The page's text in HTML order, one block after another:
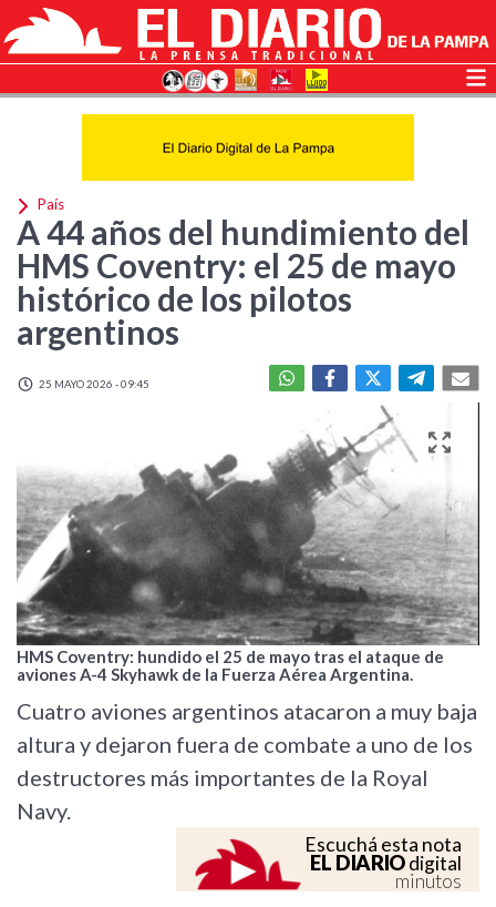
País
A 44 años del hundimiento del
HMS Coventry: el 25 de mayo
histórico de los pilotos
argentinos
25 MAYO 2026 - 09:45
HMS Coventry: hundido el 25 de mayo tras el ataque de
aviones A-4 Skyhawk de la Fuerza Aérea Argentina.
Cuatro aviones argentinos atacaron a muy baja
altura y dejaron fuera de combate a uno de los
destructores más importantes de la Royal
Navy.
Escuchá esta nota
EL DIARIOdigital
minutos